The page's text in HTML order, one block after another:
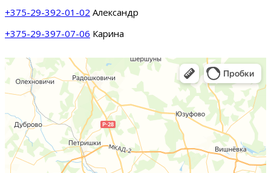
+375-29-392-01-02 Александр
+375-29-397-07-06 Карина